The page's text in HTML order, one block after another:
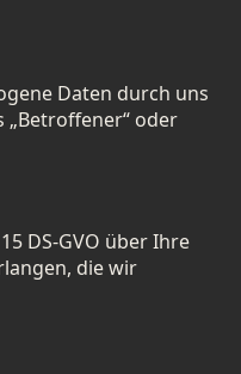
Daten durch uns
„Betroffener“ oder
DS-GVO über Ihre
die wir